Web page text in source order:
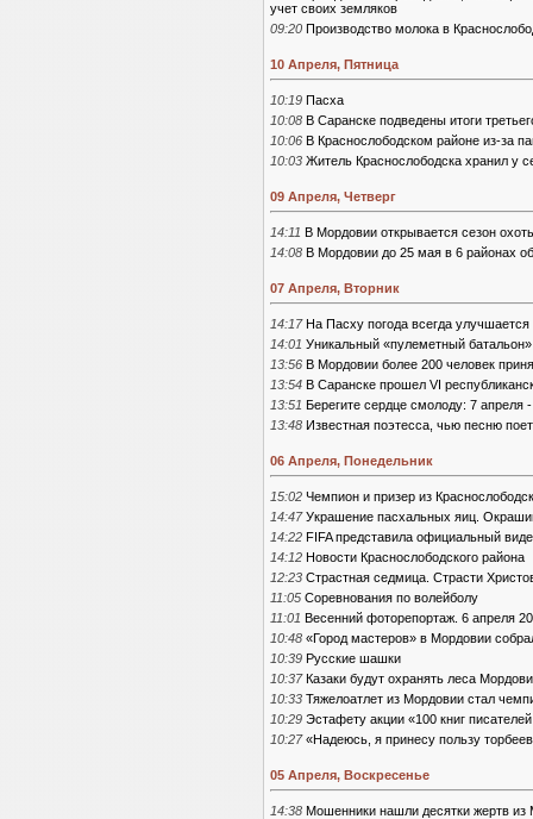
учет своих земляков
09:20 Производство молока в
10 Апреля, Пятница
10:19 Пасха
10:08 В Саранске подведены итоги
10:06 В Краснослободском районе из-за
10:03 Житель Краснослободска хранил у
09 Апреля, Четверг
14:11 В Мордовии открывается сезон
14:08 В Мордовии до 25 мая в 6 районах
07 Апреля, Вторник
14:17 На Пасху погода всегда улучшается
14:01 Уникальный «пулеметный батальон»
13:56 В Мордовии более 200 человек
13:54 В Саранске прошел VI
13:51 Берегите сердце смолоду: 7
13:48 Известная поэтесса, чью песню
06 Апреля, Понедельник
15:02 Чемпион и призер из
14:47 Украшение пасхальных яиц.
14:22 FIFA представила официальный
14:12 Новости Краснослободского района
12:23 Страстная седмица. Страсти
11:05 Соревнования по волейболу
11:01 Весенний фоторепортаж. 6 апреля
10:48 «Город мастеров» в Мордовии
10:39 Русские шашки
10:37 Казаки будут охранять леса
10:33 Тяжелоатлет из Мордовии стал
10:29 Эстафету акции «100 книг
10:27 «Надеюсь, я принесу пользу
05 Апреля, Воскресенье
14:38 Мошенники нашли десятки жертв из